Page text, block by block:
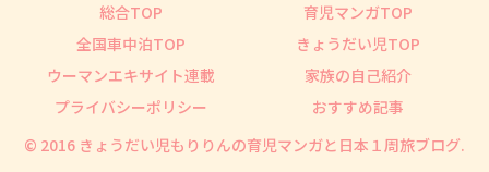
総合TOP
育児マンガTOP
全国車中泊TOP
きょうだい児TOP
ウーマンエキサイト連載
家族の自己紹介
プライバシーポリシー
おすすめ記事
© 2016 きょうだい児もりりんの育児マンガと日本１周旅ブログ.